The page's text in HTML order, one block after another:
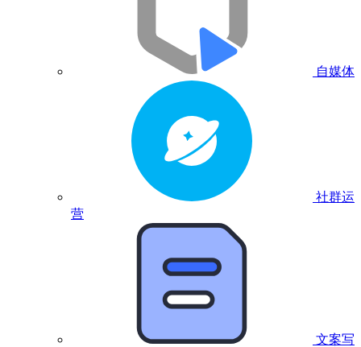
自媒体
社群运
营
文案写